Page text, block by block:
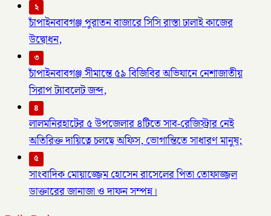
২
চাঁপাইনবাবগঞ্জ পুরাতন বাজারে সিসি রাস্তা ঢালাই কাজের
উদ্বোধন,
৩
চাঁপাইনবাবগঞ্জ সীমান্তে ৫৯ বিজিবির অভিযানে নেশাজাতীয়
সিরাপ ট্যাবলেট জব্দ,
৪
লালমনিরহাটের ৫ উপজেলার ৪টিতে সাব-রেজিস্ট্রার নেই
অতিরিক্ত দায়িত্বে চলছে অফিস, ভোগান্তিতে সাধারণ মানুষ;
৫
সাংবাদিক মোয়াজ্জেম হোসেন রাসেলের পিতা তোফাজ্জল
ডাক্তারের জানাজা ও দাফন সম্পন্ন।